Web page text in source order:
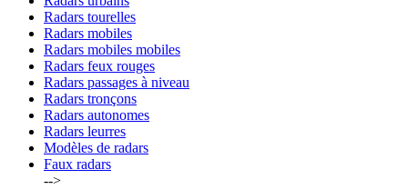
Radars tourelles
Radars mobiles
Radars mobiles mobiles
Radars feux rouges
Radars passages à niveau
Radars tronçons
Radars autonomes
Radars leurres
Modèles de radars
Faux radars
-->